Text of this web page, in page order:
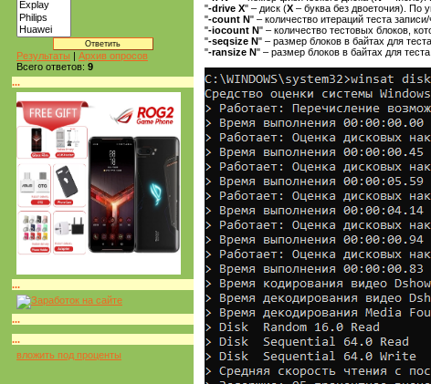
Результаты | Архив опросов
Всего ответов: 9
...
...
...
...
вложить под проценты
"-drive X" – диск (X – буква без двоеточия). По
"-count N" – количество итераций теста записи/
"-iocount N" – количество тестовых блоков,
"-seqsize N" – размер блоков в байтах для
"-ransize N" – размер блоков в байтах для